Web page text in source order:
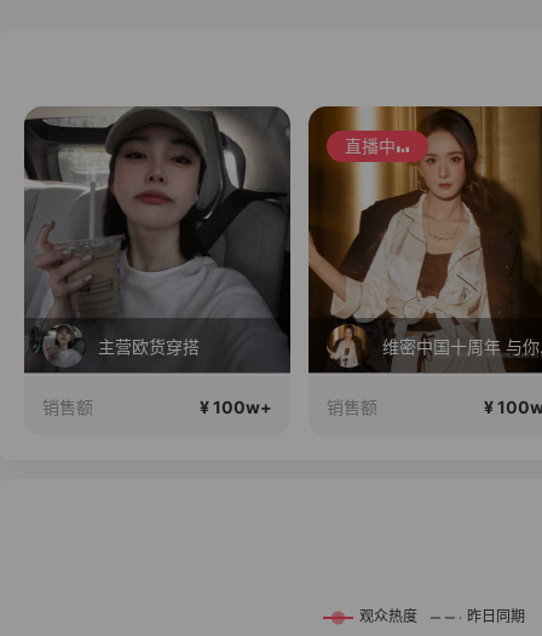
主营欧货穿搭
销售额 ¥ 100w+
直播中
维
销售额 ¥